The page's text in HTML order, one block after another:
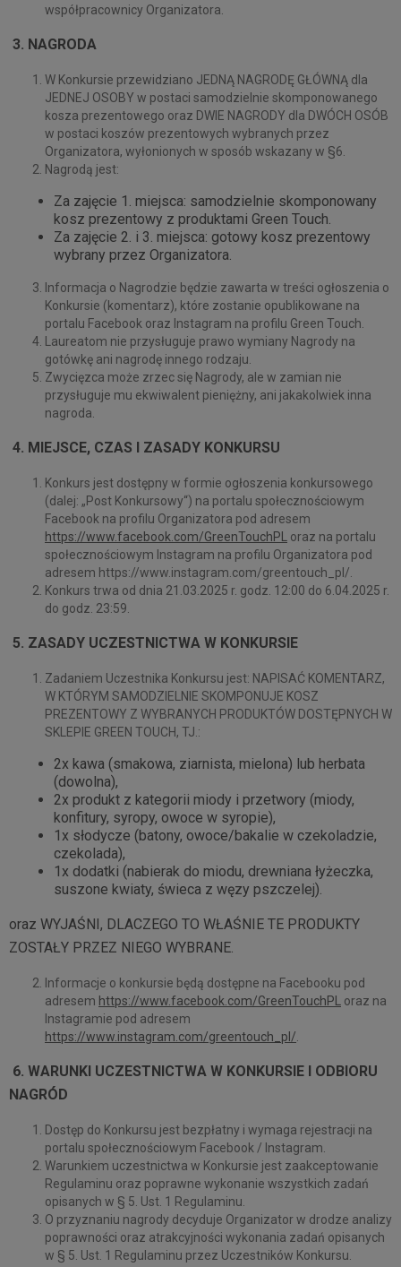
współpracownicy Organizatora.
3. NAGRODA
W Konkursie przewidziano JEDNĄ NAGRODĘ GŁÓWNĄ dla
JEDNEJ OSOBY w postaci samodzielnie skomponowanego
kosza prezentowego oraz DWIE NAGRODY dla DWÓCH OSÓB
w postaci koszów prezentowych wybranych przez
Organizatora, wyłonionych w sposób wskazany w §6.
Nagrodą jest:
Za zajęcie 1. miejsca: samodzielnie skomponowany
kosz prezentowy z produktami Green Touch.
Za zajęcie 2. i 3. miejsca: gotowy kosz prezentowy
wybrany przez Organizatora.
Informacja o Nagrodzie będzie zawarta w treści ogłoszenia o
Konkursie (komentarz), które zostanie opublikowane na
portalu Facebook oraz Instagram na profilu Green Touch.
Laureatom nie przysługuje prawo wymiany Nagrody na
gotówkę ani nagrodę innego rodzaju.
Zwycięzca może zrzec się Nagrody, ale w zamian nie
przysługuje mu ekwiwalent pieniężny, ani jakakolwiek inna
nagroda.
4. MIEJSCE, CZAS I ZASADY KONKURSU
Konkurs jest dostępny w formie ogłoszenia konkursowego
(dalej: „Post Konkursowy“) na portalu społecznościowym
Facebook na profilu Organizatora pod adresem
https://www.facebook.com/GreenTouchPL
oraz na portalu
społecznościowym Instagram na profilu Organizatora pod
adresem https://www.instagram.com/greentouch_pl/.
Konkurs trwa od dnia 21.03.2025 r. godz. 12:00 do 6.04.2025 r.
do godz. 23:59.
5. ZASADY UCZESTNICTWA W KONKURSIE
Zadaniem Uczestnika Konkursu jest: NAPISAĆ KOMENTARZ,
W KTÓRYM SAMODZIELNIE SKOMPONUJE KOSZ
PREZENTOWY Z WYBRANYCH PRODUKTÓW DOSTĘPNYCH W
SKLEPIE GREEN TOUCH, TJ.:
2x kawa (smakowa, ziarnista, mielona) lub herbata
(dowolna),
2x produkt z kategorii miody i przetwory (miody,
konfitury, syropy, owoce w syropie),
1x słodycze (batony, owoce/bakalie w czekoladzie,
czekolada),
1x dodatki (nabierak do miodu, drewniana łyżeczka,
suszone kwiaty, świeca z węzy pszczelej).
oraz WYJAŚNI, DLACZEGO TO WŁAŚNIE TE PRODUKTY
ZOSTAŁY PRZEZ NIEGO WYBRANE.
Informacje o konkursie będą dostępne na Facebooku pod
adresem https://www.facebook.com/GreenTouchPL
oraz na
Instagramie pod adresem
https://www.instagram.com/greentouch_pl/
6. WARUNKI UCZESTNICTWA W KONKURSIE I ODBIORU
NAGRÓD
Dostęp do Konkursu jest bezpłatny i wymaga rejestracji na
portalu społecznościowym Facebook / Instagram.
Warunkiem uczestnictwa w Konkursie jest zaakceptowanie
Regulaminu oraz poprawne wykonanie wszystkich zadań
opisanych w § 5. Ust. 1 Regulaminu.
O przyznaniu nagrody decyduje Organizator w drodze analizy
poprawności oraz atrakcyjności wykonania zadań opisanych
w § 5. Ust. 1 Regulaminu przez Uczestników Konkursu.